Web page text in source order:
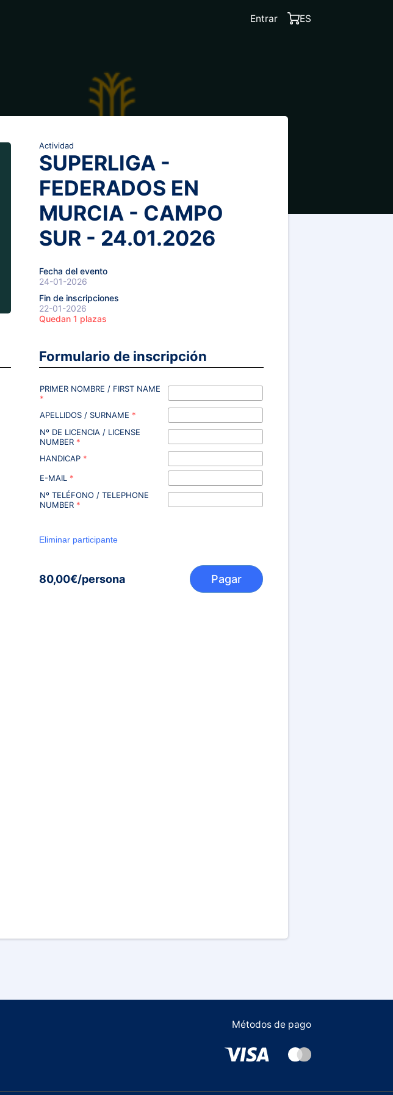
Entrar ES
Actividad
SUPERLIGA -
FEDERADOS EN
MURCIA - CAMPO
SUR - 24.01.2026
Fecha del evento
24-01-2026
Fin de inscripciones
22-01-2026
Quedan 1 plazas
Formulario de inscripción
PRIMER NOMBRE / FIRST NAME
*
APELLIDOS / SURNAME *
Nº DE LICENCIA / LICENSE
NUMBER *
HANDICAP *
E-MAIL *
Nº TELÉFONO / TELEPHONE
NUMBER *
80,00€/persona Pagar
Métodos de pago